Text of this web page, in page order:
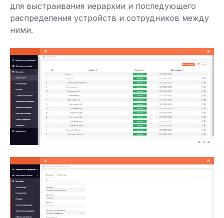
для выстраивания иерархии и последующего
распределения устройств и сотрудников между
ними.